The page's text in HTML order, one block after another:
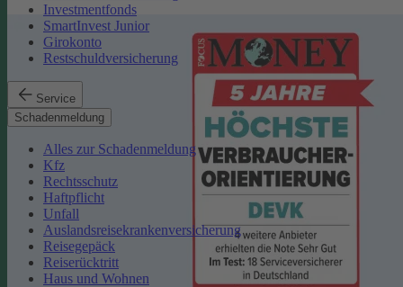
Investmentfonds
SmartInvest Junior
Girokonto
Restschuldversicherung
Service
Schadenmeldung
Alles zur Schadenmeldung
Kfz
Rechtsschutz
Haftpflicht
Unfall
Auslandsreisekrankenversicherung
Reisegepäck
Reiserücktritt
Haus und Wohnen